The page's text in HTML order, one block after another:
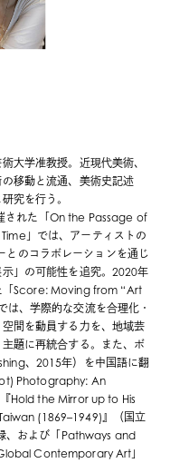
大学准教授。近現代美術、
移動と流通、 美術史記述
究を行う。
された「On the Passage of
」では、アーティストの
とのコラボレーションを通じ
」の可能性を追究。2020年
「Score: Moving from “Art
、学際的な交流を合理化・
間を動員する力を、地域芸
題に再統合する。また、 ボ
、2015年）を中国語に翻
Photography: An
Hold the Mirror up to His
(1869–1949)』（国立
、および「Pathways and
Contemporary Art」